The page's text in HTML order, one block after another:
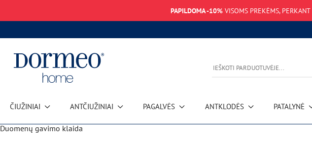
PAPILDOMA -10% VISOMS PREKĖMS, PERKANT
ČIUŽINIAI ANTČIUŽINIAI PAGALVĖS ANTKLODĖS PATALYNĖ
Duomenų gavimo klaida